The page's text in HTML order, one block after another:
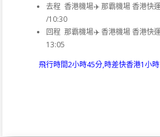
去程 香港機場✈️ 那霸機場 香港快
/10:30
回程 那霸機場✈️ 香港機場 香港快
13:05
飛行時間2小時45分,時差快香港1小時